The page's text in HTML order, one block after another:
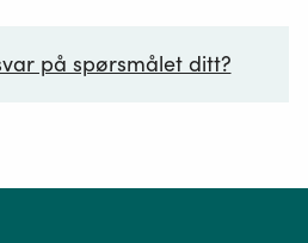
på spørsmålet ditt?